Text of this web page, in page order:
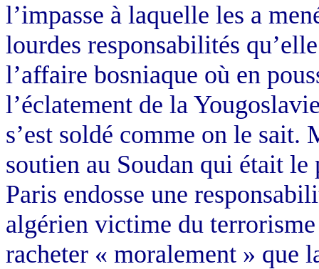
l’impasse à laquelle les a
lourdes responsabilités
l’affaire bosniaque où en
l’éclatement de la
s’est soldé comme on le sait.
soutien au Soudan qui était
Paris endosse une
algérien victime du
racheter « moralement » que